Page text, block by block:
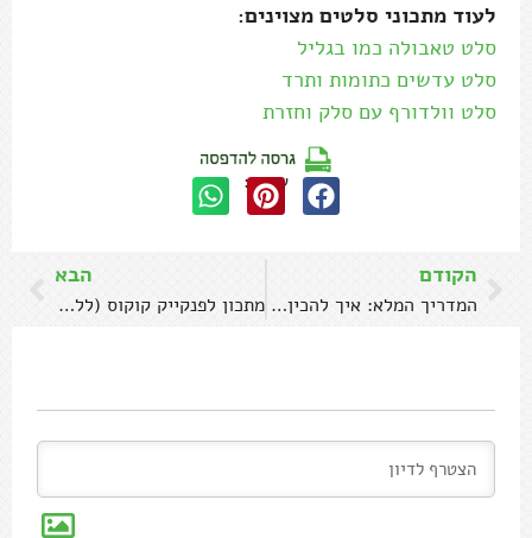
לעוד מתכוני סלטים מצוינים:
סלט טאבולה כמו בגליל
סלט עדשים כתומות ותרד
סלט וולדורף עם סלק וחזרת
שתפו:
הקודם
המדריך המלא: איך להכין צ'ימיצ'ורי מושלם
הבא
מתכון לפנקייק קוקוס (ללא גלוטן)